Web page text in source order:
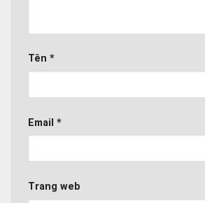
Tên *
Email *
Trang web